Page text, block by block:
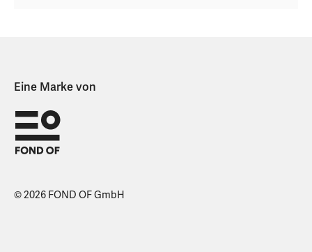
Eine Marke von
© 2026 FOND OF GmbH